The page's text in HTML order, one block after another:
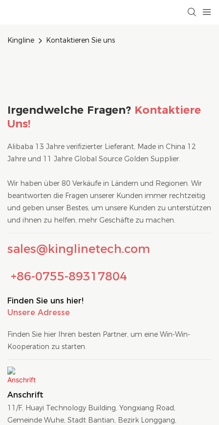
Kingline Kontaktieren Sie uns
Irgendwelche Fragen? Kontaktiere
Uns!
Alibaba 13 Jahre verifizierter Lieferant, Made in China 12
Jahre und 11 Jahre Global Source Golden Supplier.
Wir haben über 80 Verkäufe in Ländern und Regionen. Wir
beantworten die Fragen unserer Kunden immer rechtzeitig
und geben unser Bestes, um unsere Kunden zu unterstützen
und ihnen zu helfen, mehr Geschäfte zu machen.
sales@kinglinetech.com
+86-0755-89317804
Finden Sie uns hier!
Unsere Adresse
Finden Sie hier Ihren besten Partner, um eine Win-Win-
Kooperation zu starten.
Anschrift
11/F, Huayi Technology Building, Yongxiang Road,
Gemeinde Wuhe, Stadt Bantian, Bezirk Longgang,